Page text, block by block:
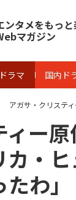
ンタメをもっ
マガジン
ラマ 国内ド
アガサ・クリステ
ィー
・
わ」